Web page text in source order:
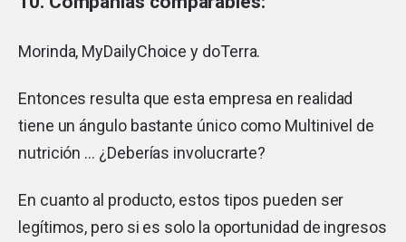
Morinda, MyDailyChoice y doTerra.
Entonces resulta que esta empresa en realidad
tiene un ángulo bastante único como Multinivel de
nutrición … ¿Deberías involucrarte?
En cuanto al producto, estos tipos pueden ser
legítimos, pero si es solo la oportunidad de ingresos